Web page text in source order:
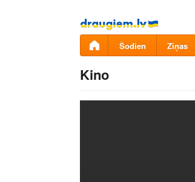
Pāriet
uz
saturu
Šodien Ziņas
Kino